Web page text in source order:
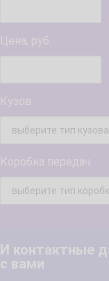
Цена, руб.
Кузов
Коробка передач
И контактные
с вами